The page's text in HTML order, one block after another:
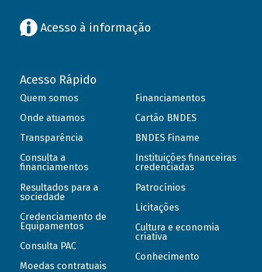
Acesso à informação
Acesso Rápido
Quem somos
Onde atuamos
Transparência
Consulta a
financiamentos
Resultados para a
sociedade
Credenciamento de
Equipamentos
Consulta PAC
Moedas contratuais
Financiamentos
Cartão BNDES
BNDES Finame
Instituições financeiras
credenciadas
Patrocínios
Licitações
Cultura e economia
criativa
Conhecimento